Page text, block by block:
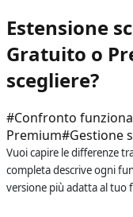
Estensione
Gratuito o
scegliere?
#Confronto
Premium#Gestione
Vuoi capire le differenze
completa descrive ogni
versione più adatta al tuo